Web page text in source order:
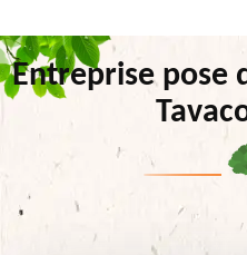
Entreprise pose